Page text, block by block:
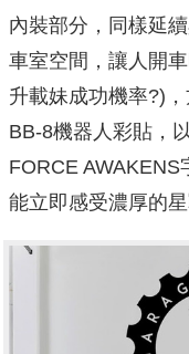
內裝部分，同樣延
車室空間，讓人開
升載妹成功機率?)
BB-8機器人彩貼，
FORCE
能立即感受濃厚的星